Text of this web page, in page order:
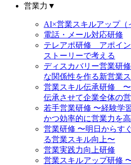
営業力 ▼
AI×営業スキルアップ（
電話・メール対応研修
テレアポ研修 アポイ
ストーリーで考える
ディスカバリー営業研
な関係性を作る新営業
営業スキル伝承研修
伝承させて企業全体の
若手営業研修 〜経験学
かつ効率的に営業力を
営業研修 〜明日からす
る営業スキル向上〜
営業実践力向上研修
営業スキルアップ研修